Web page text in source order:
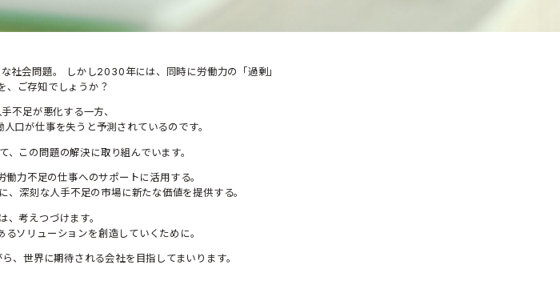
社会問題。 しかし2030年には、同時に労働力の「過剰」
、ご存知でしょうか？
不足が悪化する一方、
口が仕事を失うと予測されているのです。
この問題の解決に取り組んでいます。
力不足の仕事へのサポートに活用する。
深刻な人手不足の市場に新たな価値を提供する。
、考えつづけます。
ソリューションを創造していくために。
、世界に期待される会社を目指してまいります。